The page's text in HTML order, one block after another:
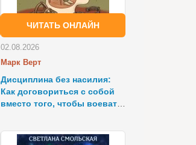
ЧИТАТЬ ОНЛАЙН
02.08.2026
Марк Верт
Дисциплина без насилия:
Как договориться с собой
вместо того, чтобы воевать